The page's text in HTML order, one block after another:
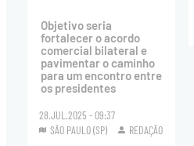
Objetivo seria
fortalecer o acordo
comercial bilateral e
pavimentar o caminho
para um encontro entre
os presidentes
28.JUL.2025 - 09:37
SÃO PAULO (SP)
REDAÇÃO